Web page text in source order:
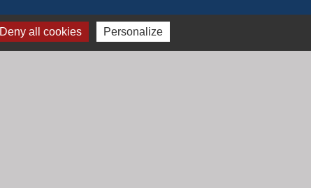
Deny all cookies Personalize